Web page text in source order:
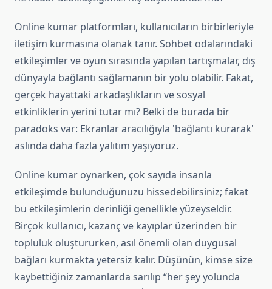
Online kumar platformları, kullanıcıların birbirleriyle
iletişim kurmasına olanak tanır. Sohbet odalarındaki
etkileşimler ve oyun sırasında yapılan tartışmalar, dış
dünyayla bağlantı sağlamanın bir yolu olabilir. Fakat,
gerçek hayattaki arkadaşlıkların ve sosyal
etkinliklerin yerini tutar mı? Belki de burada bir
paradoks var: Ekranlar aracılığıyla 'bağlantı kurarak'
aslında daha fazla yalıtım yaşıyoruz.
Online kumar oynarken, çok sayıda insanla
etkileşimde bulunduğunuzu hissedebilirsiniz; fakat
bu etkileşimlerin derinliği genellikle yüzeyseldir.
Birçok kullanıcı, kazanç ve kayıplar üzerinden bir
topluluk oluştururken, asıl önemli olan duygusal
bağları kurmakta yetersiz kalır. Düşünün, kimse size
kaybettiğiniz zamanlarda sarılıp “her şey yolunda